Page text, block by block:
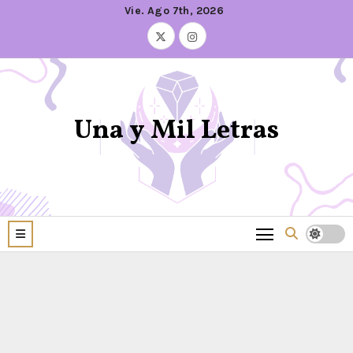
Vie. Ago 7th, 2026
Una y Mil Letras